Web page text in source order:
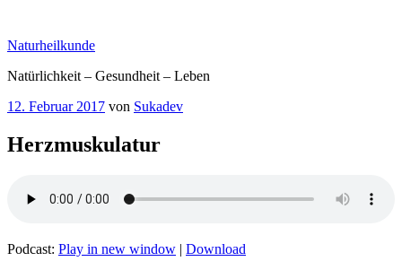
springen
Naturheilkunde
Natürlichkeit – Gesundheit – Leben
Veröffentlicht
12. Februar 2017 von Sukadev
Herzmuskulatur
Podcast: Play in new window | Download